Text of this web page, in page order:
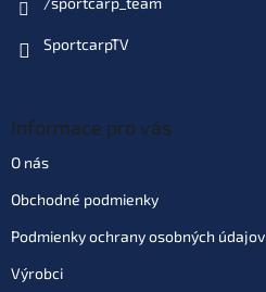
SportcarpTV
Informace pro vás
O nás
Obchodné podmienky
Podmienky ochrany osobných údajov
Výrobci